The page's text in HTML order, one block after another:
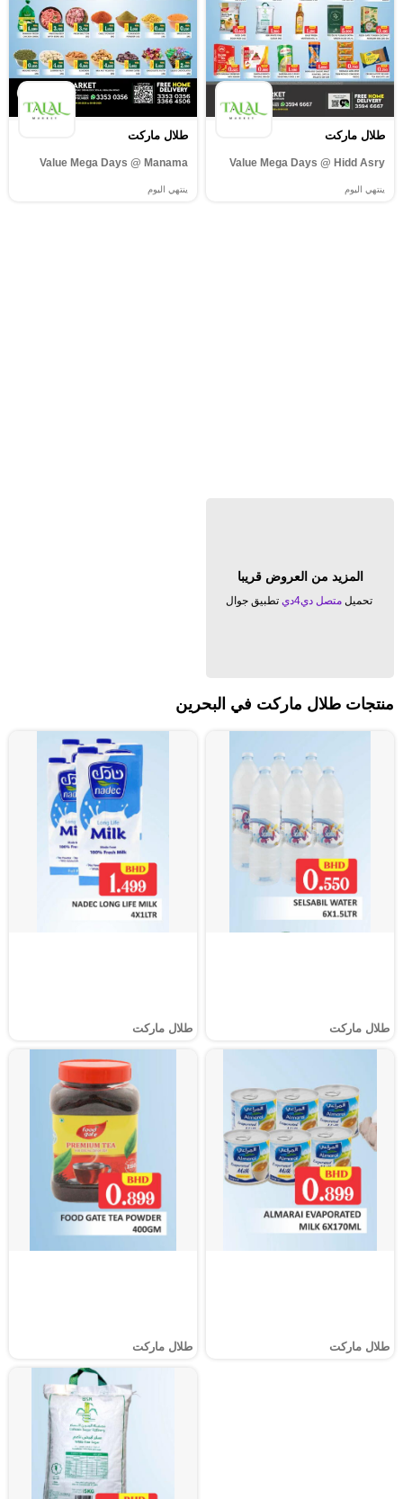
طلال ماركت
Value Mega Days @ Hidd Asry
ينتهي اليوم
طلال ماركت
Value Mega Days @ Manama
ينتهي اليوم
المزيد من العروض قريبا
تحميل متصل دي4دي تطبيق جوال
منتجات طلال ماركت في البحرين
طلال ماركت طلال ماركت
طلال ماركت طلال ماركت